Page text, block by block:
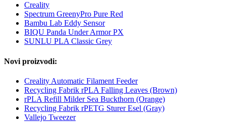
Creality
Spectrum GreenyPro Pure Red
Bambu Lab Eddy Sensor
BIQU Panda Under Armor PX
SUNLU PLA Classic Grey
Novi proizvodi:
Creality Automatic Filament Feeder
Recycling Fabrik rPLA Falling Leaves (Brown)
rPLA Refill Milder Sea Buckthorn (Orange)
Recycling Fabrik rPETG Sturer Esel (Gray)
Vallejo Tweezer